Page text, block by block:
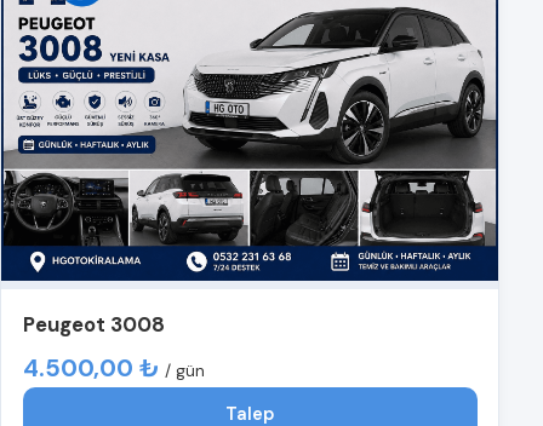
Peugeot 3008
4.500,00 ₺ / gün
Talep